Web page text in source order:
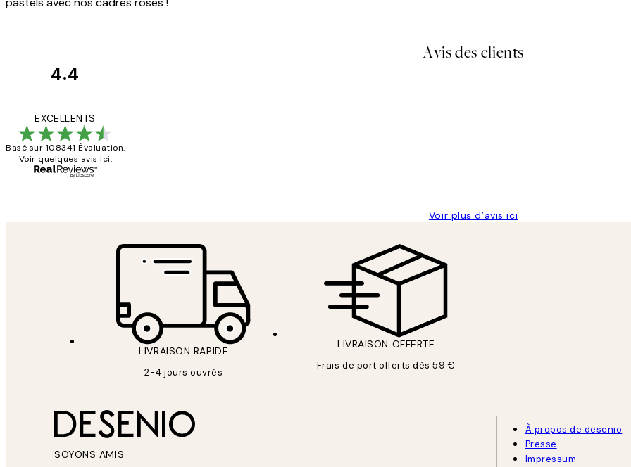
Avis des clients
4.4
EXCELLENTS
Basé sur 108341 Évaluation.
Voir quelques avis ici.
Voir plus d’avis ici
LIVRAISON RAPIDE
2-4 jours ouvrés
LIVRAISON OFFERTE
Frais de port offerts dès 59 €
SOYONS AMIS
À propos de desenio
Presse
Impressum